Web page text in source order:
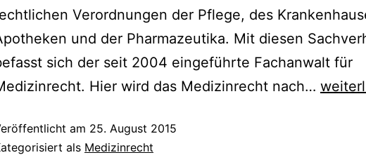
Verordnungen der Pflege, des
und der Pharmazeutika. Mit diesen
sich der seit 2004 eingeführte Fachanwalt für
Hier wird das Medizinrecht nach…
am 25. August 2015
als Medizinrecht